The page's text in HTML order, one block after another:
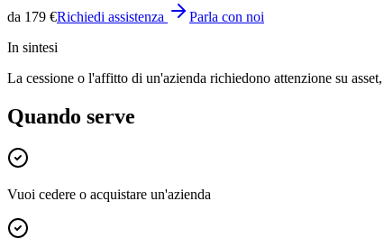
da 179 €Richiedi assistenza
Parla con noi
In sintesi
La cessione o l'affitto di un'azienda richiedono attenzione su
Quando serve
Vuoi cedere o acquistare un'azienda